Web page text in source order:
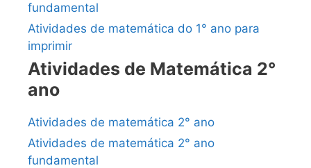
fundamental
Atividades de matemática do 1° ano para
imprimir
Atividades de Matemática 2°
ano
Atividades de matemática 2° ano
Atividades de matemática 2° ano
fundamental